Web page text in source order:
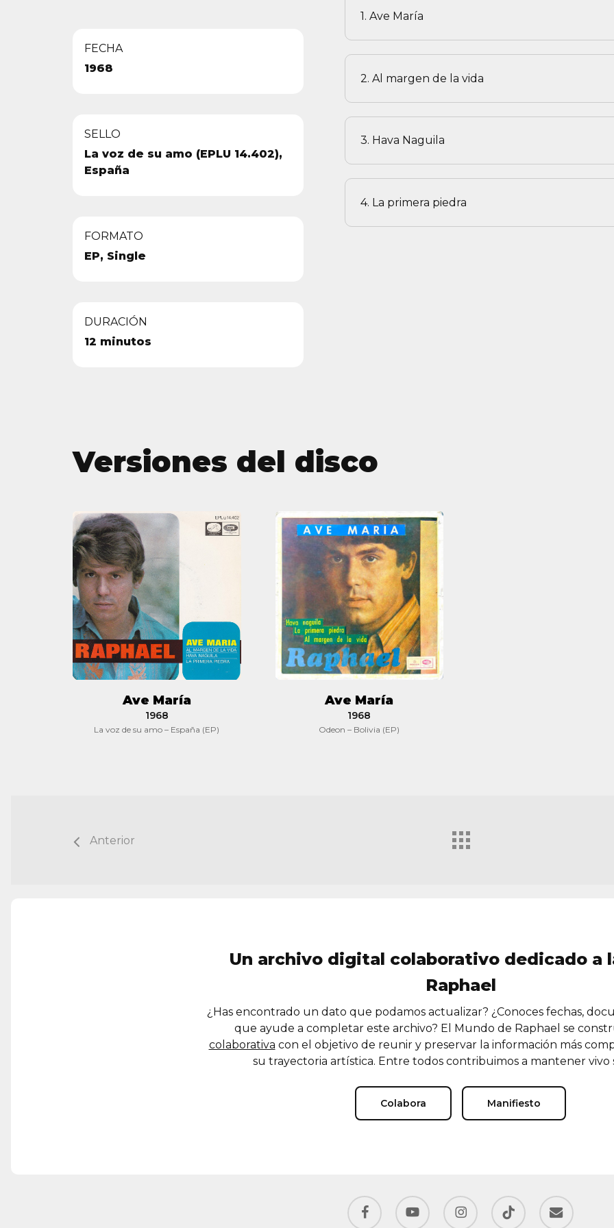
FECHA
1968
SELLO
La voz de su amo (EPLU 14.402),
España
FORMATO
EP, Single
DURACIÓN
12 minutos
1. Ave María
2. Al margen de la vida
3. Hava Naguila
4. La primera piedra
Versiones del disco
Ave
María
Ave María
1968
La voz de su amo – España (EP)
Ave
María
Ave María
1968
Odeon – Bolivia (EP)
Anterior
Un archivo digital colaborativo dedicado a
Raphael
¿Has encontrado un dato que podamos actualizar? ¿Conoces fechas,
que ayude a completar este archivo? El Mundo de Raphael se
colaborativa con el objetivo de reunir y preservar la información más
su trayectoria artística. Entre todos contribuimos a mantener vivo
Colabora Manifiesto
facebook youtube instagram tiktok email